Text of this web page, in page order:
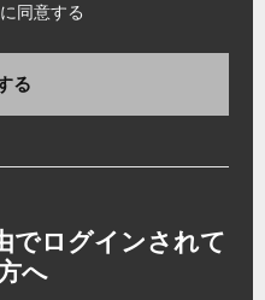
同意する
る
でログインされて
へ